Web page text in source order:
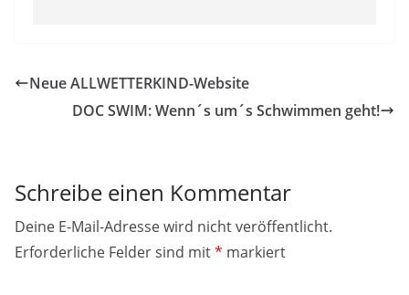
Neue ALLWETTERKIND-Website
DOC SWIM: Wenn´s um´s Schwimmen geht!
Schreibe einen Kommentar
Deine E-Mail-Adresse wird nicht veröffentlicht.
Erforderliche Felder sind mit* markiert